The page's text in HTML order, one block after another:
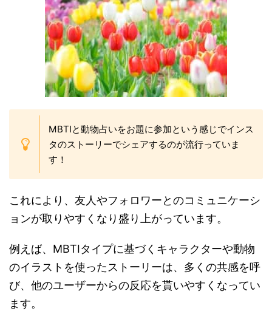
MBTIと動物占いをお題に参加という感じでインス
タのストーリーでシェアするのが流行っていま
す！
これにより、友人やフォロワーとのコミュニケーシ
ョンが取りやすくなり盛り上がっています。
例えば、MBTIタイプに基づくキャラクターや動物
のイラストを使ったストーリーは、多くの共感を呼
び、他のユーザーからの反応を貰いやすくなってい
ます。